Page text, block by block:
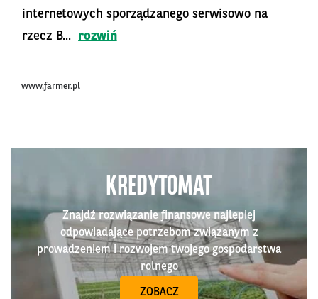
internetowych sporządzanego serwisowo na
rzecz B...
rozwiń
www.farmer.pl
KREDYTOMAT
Znajdź rozwiązanie finansowe najlepiej
odpowiadające potrzebom związanym z
prowadzeniem i rozwojem twojego gospodarstwa
rolnego
ZOBACZ